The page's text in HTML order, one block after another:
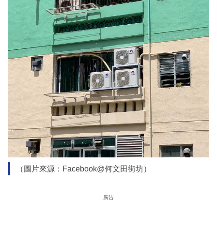
（圖片來源：Facebook@何文田街坊）
廣告